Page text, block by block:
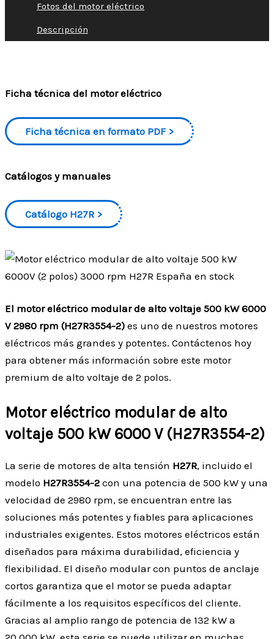
Fotos del motor eléctrico
Descripción
Ficha técnica del motor eléctrico
Ficha técnica en formato PDF
Catálogos y manuales
Catálogo H27R
El motor eléctrico modular de alto voltaje 500 kW 6000
V 2980 rpm (H27R3554-2) es uno de nuestros motores
eléctricos más grandes y potentes. Contáctenos hoy
para obtener más información sobre este motor
premium de alto voltaje de 2 polos.
Motor eléctrico modular de alto
voltaje 500 kW 6000 V (H27R3554-2)
La serie de motores de alta tensión H27R, incluido el
modelo H27R3554-2 con una potencia de 500 kW y una
velocidad de 2980 rpm, se encuentran entre las
soluciones más potentes y fiables para aplicaciones
industriales exigentes. Estos motores eléctricos están
diseñados para máxima durabilidad, eficiencia y
flexibilidad. El diseño modular con puntos de anclaje
cortos garantiza que el motor se pueda adaptar
fácilmente a los requisitos específicos del cliente.
Gracias al amplio rango de potencia de 132 kW a